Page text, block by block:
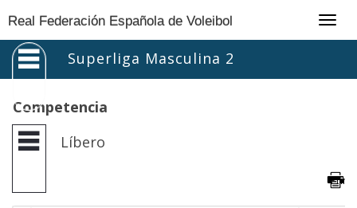
Real Federación Española de Voleibol
Superliga Masculina 2
Competencia
Líbero